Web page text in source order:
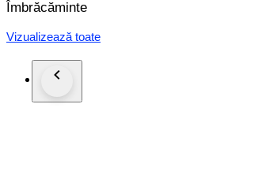
Îmbrăcăminte
Vizualizează toate